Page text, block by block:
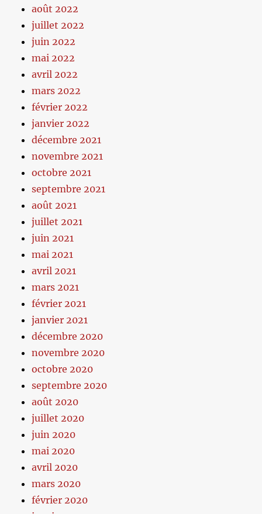
août 2022
juillet 2022
juin 2022
mai 2022
avril 2022
mars 2022
février 2022
janvier 2022
décembre 2021
novembre 2021
octobre 2021
septembre 2021
août 2021
juillet 2021
juin 2021
mai 2021
avril 2021
mars 2021
février 2021
janvier 2021
décembre 2020
novembre 2020
octobre 2020
septembre 2020
août 2020
juillet 2020
juin 2020
mai 2020
avril 2020
mars 2020
février 2020